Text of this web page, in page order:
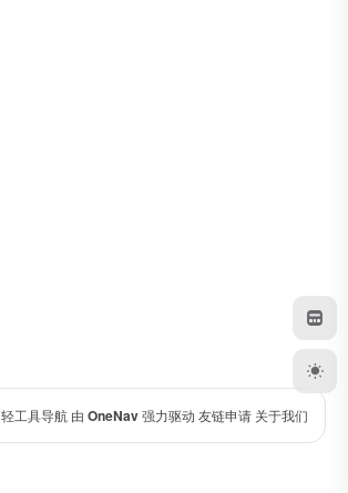
轻工具导航 由 OneNav强力驱动 友链申请 关于我们